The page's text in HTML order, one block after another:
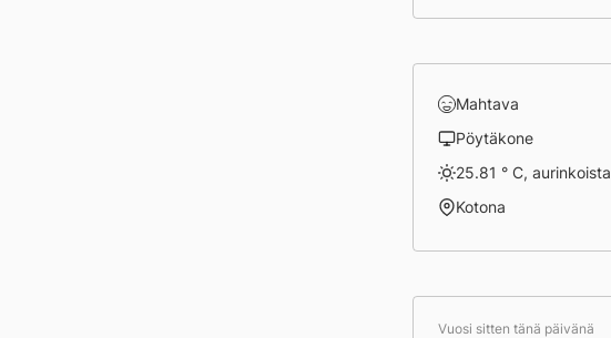
Mahtava
Pöytäkone
25.81 ° C, aurinkoista
Kotona
Vuosi sitten tänä päivänä